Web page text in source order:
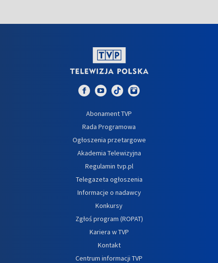
Abonament TVP
Rada Programowa
Ogłoszenia przetargowe
Akademia Telewizyjna
Regulamin tvp.pl
Telegazeta ogłoszenia
Informacje o nadawcy
Konkursy
Zgłoś program (ROPAT)
Kariera w TVP
Kontakt
Centrum informacji TVP